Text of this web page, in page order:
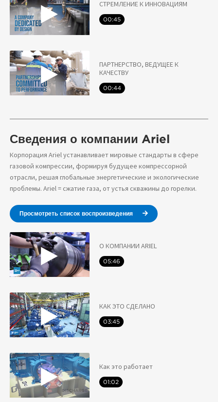
СТРЕМЛЕНИЕ К ИННОВАЦИЯМ
00:45
ПАРТНЕРСТВО, ВЕДУЩЕЕ К
КАЧЕСТВУ
00:44
Сведения о компании Ariel
Корпорация Ariel устанавливает мировые стандарты в сфере
газовой компрессии, формируя будущее компрессорной
отрасли, решая глобальные энергетические и экологические
проблемы. Ariel = сжатие газа, от устья скважины до горелки.
Просмотреть список воспроизведения
О КОМПАНИИ ARIEL
05:46
КАК ЭТО СДЕЛАНО
03:45
Как это работает
01:02